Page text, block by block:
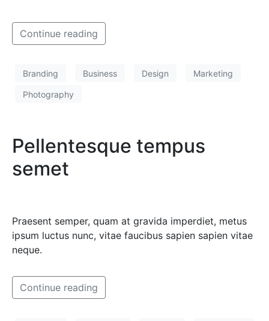
Continue reading
Branding Business Design Marketing
Photography
Pellentesque tempus
semet
Praesent semper, quam at gravida imperdiet, metus
ipsum luctus nunc, vitae faucibus sapien sapien vitae
neque.
Continue reading